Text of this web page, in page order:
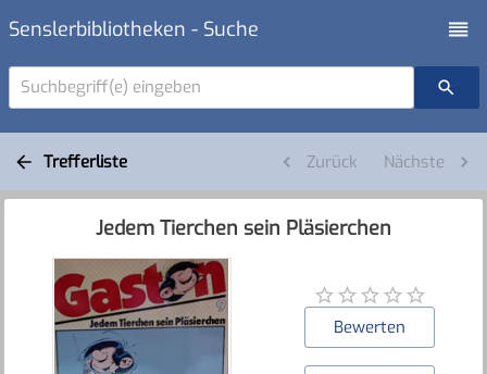
Senslerbibliotheken - Suche
Suchbegriff(e) eingeben
Trefferliste Zurück Nächste
Jedem Tierchen sein Pläsierchen
Bewerten